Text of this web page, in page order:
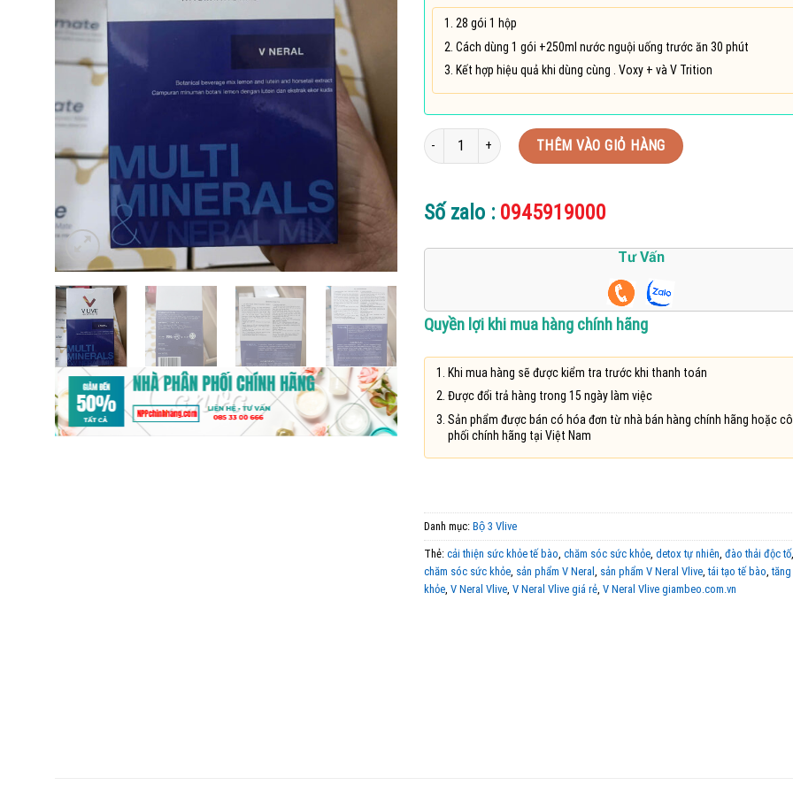
28 gói 1 hộp
Cách dùng 1 gói +250ml nước nguội uống trước ăn 30 phút
Kết hợp hiệu quả khi dùng cùng . Voxy + và V Trition
V Neral Vlive đào thải độc tố, chỉnh sửa và tái tạo tế bào số lượng
THÊM VÀO GIỎ HÀNG
Số zalo :0945919000
Tư Vấn
Quyền lợi khi mua hàng chính hãng
Khi mua hàng sẽ được kiểm tra trước khi thanh toán
Được đổi trả hàng trong 15 ngày làm việc
Sản phẩm được bán có hóa đơn từ nhà bán hàng chính hãng hoặc
phối chính hãng tại Việt Nam
Danh mục: Bộ 3 Vlive
Thẻ: cải thiện sức khỏe tế bào chăm sóc sức khỏe, detox tự nhiên đào thải độc tố,
chăm sóc sức khỏe, sản phẩm V Neral sản phẩm V Neral Vlive,tái tạo tế bào ,
khỏe, V Neral Vlive, V Neral Vlive giá rẻ, V Neral Vlive giambeo.com.vn